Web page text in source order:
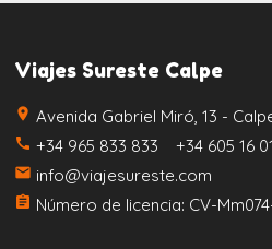
Viajes Sureste Calpe
place Avenida Gabriel Miró, 13 -
call +34 965 833 833 +34 605 16
email info@viajesureste.com
assignment Número de licencia: CV-